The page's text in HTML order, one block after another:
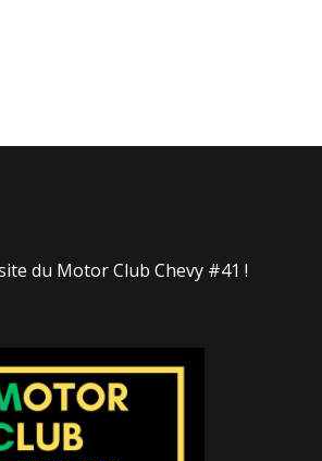
du Motor Club Chevy #41 !